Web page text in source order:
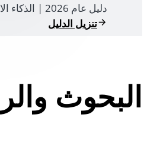
دليل عام 2026 | الذكاء الاصطناعي في الخدمات المالية
تنزيل الدليل
البحوث